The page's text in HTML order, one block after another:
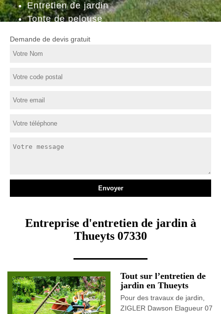
Entretien de jardin
Tonte de pelouse
Demande de devis gratuit
Entreprise d'entretien de jardin à
Thueyts 07330
Tout sur l’entretien de
jardin en Thueyts
Pour des travaux de jardin,
ZIGLER Dawson Elagueur 07